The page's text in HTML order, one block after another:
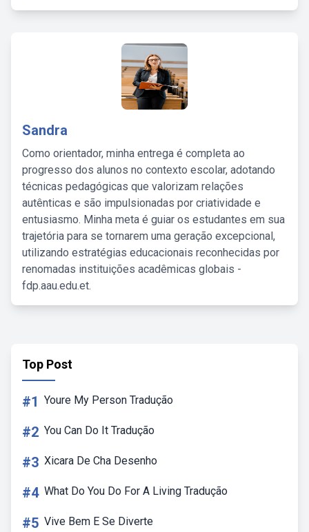
Sandra
Como orientador, minha entrega é completa ao
progresso dos alunos no contexto escolar, adotando
técnicas pedagógicas que valorizam relações
autênticas e são impulsionadas por criatividade e
entusiasmo. Minha meta é guiar os estudantes em sua
trajetória para se tornarem uma geração excepcional,
utilizando estratégias educacionais reconhecidas por
renomadas instituições acadêmicas globais -
fdp.aau.edu.et.
Top Post
#1 Youre My Person Tradução
#2 You Can Do It Tradução
#3 Xicara De Cha Desenho
#4 What Do You Do For A Living Tradução
#5 Vive Bem E Se Diverte